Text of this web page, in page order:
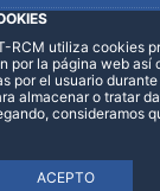
RCM utiliza cookies
por la página web así
por el usuario
almacenar o tratar
consideramos
ACEPTO